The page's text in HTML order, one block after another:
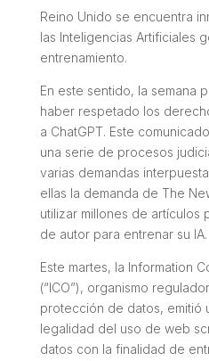
Reino Unido se encuentra
las Inteligencias Artificiales
entrenamiento.
En este sentido, la semana
haber respetado los
a ChatGPT. Este
una serie de procesos
varias demandas
ellas la demanda de The
utilizar millones de
de autor para entrenar su IA.
Este martes, la Information
(“ICO”), organismo
protección de datos, emitió
legalidad del uso de web
datos con la finalidad de